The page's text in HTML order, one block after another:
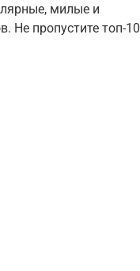
милые и
Не пропустите топ-10